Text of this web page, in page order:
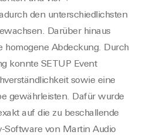
den unterschiedlichsten
Darüber hinaus
homogene Abdeckung. Durch
konnte SETUP Event
sowie eine
gewährleisten. Dafür wurde
auf die zu beschallende
Software von Martin Audio